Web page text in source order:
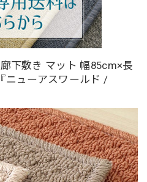
下敷き マット 幅85cm×長
ニューアスワールド /